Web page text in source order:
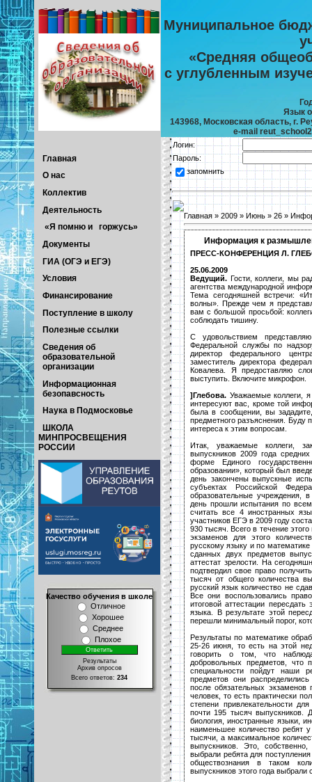
Муниципальное
«Средняя
с углубленным
Язык
143968, Московская область, г.
e-mail
Главная
О нас
Коллектив
Деятельность
«Я помню и горжусь»
Документы
ГИА (ОГЭ и ЕГЭ)
Условия
Финансирование
Поступление в школу
Полезные ссылки
Сведения об
образовательной
организации
Информационная
безопавсность
Наука в Подмосковье
ШКОЛА
МИНПРОСВЕЩЕНИЯ
РОССИИ
Качество обучения в школе
Отличное
Хорошее
Среднее
Плохое
Результаты
Архив опросов
Всего ответов: 234
Логин:
Пароль:
запомнить
Главная » 2009 » Июнь » 26 »
Информация к
ПРЕСС-КОНФЕРЕНЦИЯ Л.
25.06.2009
Ведущий. Гости, коллеги, мы
агентства международной
Тема сегодняшней встречи:
волны». Прежде чем я
вам с большой просьбой:
соблюдать тишину.
С удовольствием
Федеральной службы по
директор федерального
заместитель директора
Ковалева. Я предоставляю
выступить. Включите микрофон.
]Глебова. Уважаемые коллеги,
интересуют вас, кроме той
была в сообщении, вы
предметного разъяснения. Буду
интереса к этим вопросам.
Итак, уважаемые коллеги,
выпускников 2009 года
форме Единого
образовании», который был
день закончены выпускные
субъектах Российской
образовательные учреждения,
день прошли испытания по
считать все 4 иностранных
участников ЕГЭ в 2009 году
930 тысяч. Всего в течение
экзаменов для этого
русскому языку и по
сданных двух предметов
аттестат зрелости. На
подтвердил свое право
тысяч от общего количества
русский язык количество не
Все они воспользовались
итоговой аттестации
языка. В результате этой
перешли минимальный порог,
Результаты по математике
25-26 июня, то есть на этой
говорить о том, что
добровольных предметов, что
специальности пойдут наши
предметов они
после обязательных экзаменов
человек, то есть практически
степени привлекательности
почти 195 тысяч выпускников.
биология, иностранные языки,
наименьшее количество ребят
тысячи, а максимальное
выпускников. Это,
выбрали ребята для
обществознания в таком
выпускников этого года выбрали